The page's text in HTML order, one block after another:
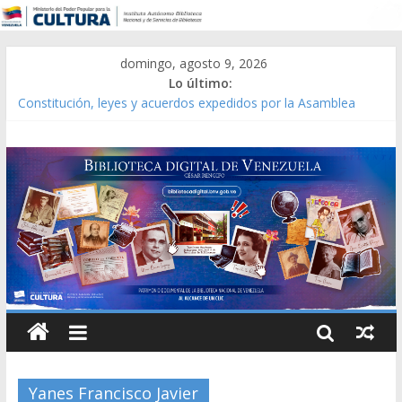
domingo, agosto 9, 2026
Lo último:
Constitución, leyes y acuerdos expedidos por la Asamblea
Modesta Bor Sánchez [material gráfico]
Gaceta Oficial de la República de Venezuela año CXXXIII Mes V,
Caracas 09 de marzo de 2006 N° 38.394
Catálogo temático de obras de Modesta Bor
Yanes Francisco Javier